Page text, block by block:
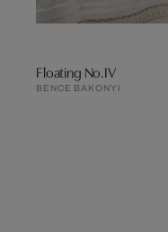
Floating No.IV
BENCE BAKONYI